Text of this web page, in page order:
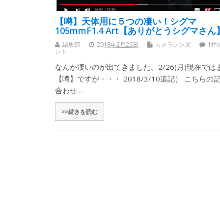
【噂】天体用に５つの凄い！シグマ
105mmF1.4 Art【ありがとうシグマさん】
編集部 2018年2月26日 カメラレンズ
1件
ント
なんか凄いのが出てきました。2/26(月)現在では
【噂】ですが・・・ 2018/3/10追記） こちらの
合わせ…
>>続きを読む